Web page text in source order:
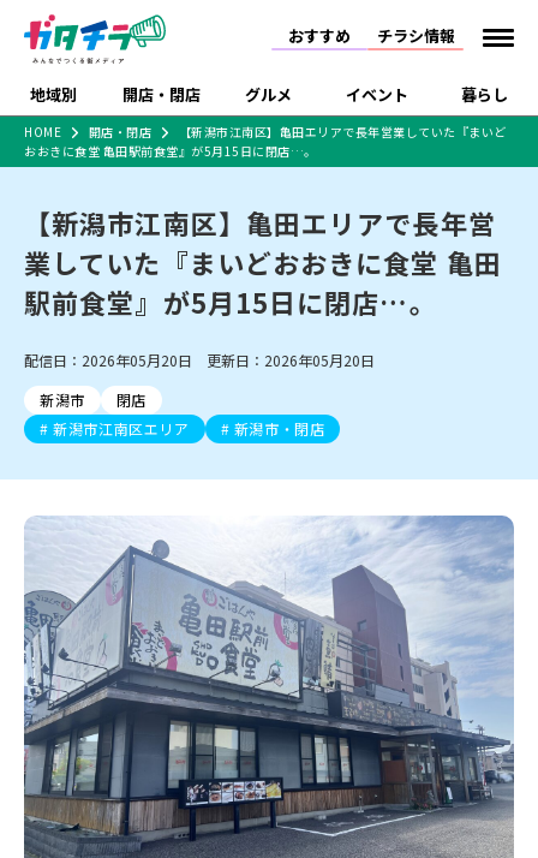
おすすめ チラシ情報
地域別 開店・閉店 グルメ イベント 暮らし
新潟市 下越
中越 上越
佐渡
新潟市中央区 新潟市西区
新潟市北区
新潟市江南区 新潟市秋葉区
新潟市西蒲区
村上・関川
新発田・聖籠
胎内・粟島
三条・加茂・田上
五泉・阿賀野・阿賀
燕・弥彦
長岡・見附
小千谷・十日町・津南
魚沼・南魚沼・湯沢
柏崎・刈羽・出雲崎
上越・妙高・糸魚川
開店 閉店
リニューアル・移転 休業 開店まとめ
閉店まとめ
新潟市・開店
新潟市・閉店
長岡市・開店
長岡市・閉店
ラーメン・開店
ラーメン・閉店
ラーメン 現地レポート
和食 洋食
スイーツ
ご当地グルメ テイクアウト
季節・期間限定
居酒屋・バー 焼肉
パスタ
パン・ベーカリー
タレカツ・豚カツ
デカ盛り・大盛り
旨辛・激辛
定食・町定食 海鮮・鮨
そば・うどん
日本酒・新潟清酒
ワイン・クラフトビール
ケーキ・パフェ
ビアガーデン・暑気払い
忘新年会・歓送迎会
体験・販売 祭り・伝統行事
趣味・展示会 ライブ・コンサート
スポーツ
セミナー・講演会 花火大会
入場無料
完成見学会 学生スポーツ アルビレックス
施設・ショップ
住宅メーカー・工務
店
食品メーカー・県産
習い事・塾 アパレル・雑貨
フィットネス・ジム
観光スポット
温泉・入浴 ホテル
リラクゼーション・整体
スキー場
リユース・買取
病院・クリニック
ラブラ万代・ラブラ2
ビルボードプレイスBP
新潟伊勢丹
ピア万代
リバーサイド千秋
パティオPATIO
特売セール インタビュー
特集・まとめ記事
セツコママ ランキング 新潟人
キャンペーン
開店まとめ
閉店まとめ
ラーメンまとめ
飲食店まとめ
食品スーパー・コンビ
ショッピングモール・
大型施設
ドラッグストア・ホーム
センター
ファッション 生活サービス
冠婚葬祭
通販・EC イベント
求人
官公庁・自治体
新潟市 チラシ
長岡・見附 チラシ
上越・妙高・糸魚川 チラシ
注目 チラシ
週末セール
火曜セール
オープン・リニューアルセール
周年祭・感謝祭セール
年末・初売りセール
HOME 開店・閉店
【新潟市江南区】亀田エリアで長年営業していた『まいど
おおきに食堂 亀田駅前食堂』が5月15日に閉店…。
【新潟市江南区】亀田エリアで長年営
業していた『まいどおおきに食堂 亀田
駅前食堂』が5月15日に閉店…。
配信日：2026年05月20日 更新日：2026年05月20日
新潟市
閉店
新潟市江南区エリア
新潟市・閉店